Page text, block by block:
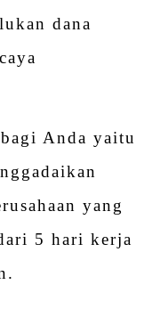
dana
Anda yaitu
yang
5 hari kerja